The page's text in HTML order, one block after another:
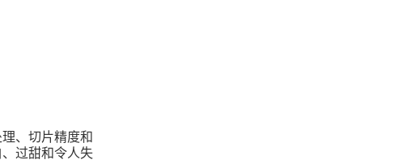
、切片精度和
过甜和令人失